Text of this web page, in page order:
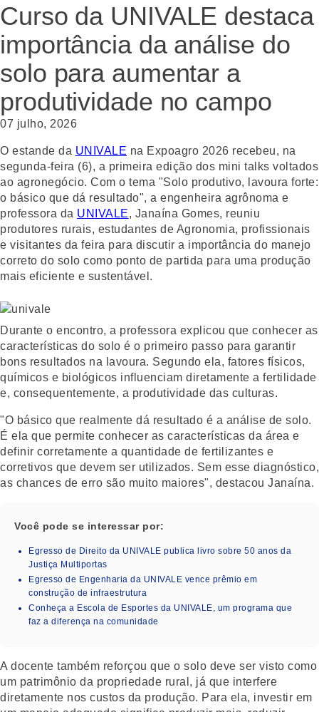
Curso da UNIVALE destaca
importância da análise do
solo para aumentar a
produtividade no campo
07 julho, 2026
O estande da UNIVALE na Expoagro 2026 recebeu, na
segunda-feira (6), a primeira edição dos mini talks voltados
ao agronegócio. Com o tema "Solo produtivo, lavoura forte:
o básico que dá resultado", a engenheira agrônoma e
professora da UNIVALE, Janaína Gomes, reuniu
produtores rurais, estudantes de Agronomia, profissionais
e visitantes da feira para discutir a importância do manejo
correto do solo como ponto de partida para uma produção
mais eficiente e sustentável.
Durante o encontro, a professora explicou que conhecer as
características do solo é o primeiro passo para garantir
bons resultados na lavoura. Segundo ela, fatores físicos,
químicos e biológicos influenciam diretamente a fertilidade
e, consequentemente, a produtividade das culturas.
"O básico que realmente dá resultado é a análise de solo.
É ela que permite conhecer as características da área e
definir corretamente a quantidade de fertilizantes e
corretivos que devem ser utilizados. Sem esse diagnóstico,
as chances de erro são muito maiores", destacou Janaína.
Você pode se interessar por:
Egresso de Direito da UNIVALE publica livro sobre 50 anos da
Justiça Multiportas
Egresso de Engenharia da UNIVALE vence prêmio em
construção de infraestrutura
Conheça a Escola de Esportes da UNIVALE, um programa que
faz a diferença na comunidade
A docente também reforçou que o solo deve ser visto como
um patrimônio da propriedade rural, já que interfere
diretamente nos custos da produção. Para ela, investir em